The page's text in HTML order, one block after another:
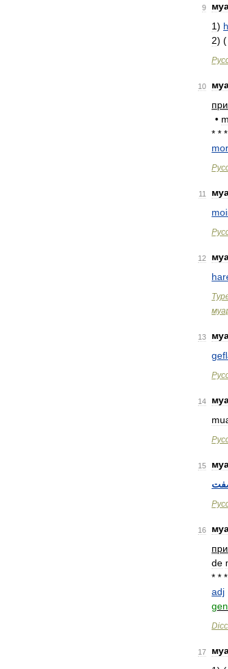
9
1)
2) (
10
•
* * *
11
12
13
14
15
16
de
* * *
adj
17